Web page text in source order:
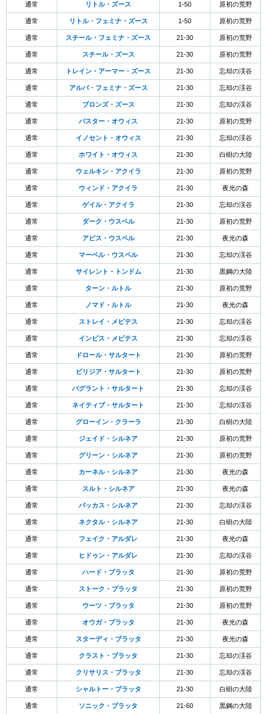
通常 リトル・ズース 1-50 原初の荒野
通常 リトル・フェミナ・ズース 1-50 原初の荒野
通常 スチール・フェミナ・ズース 21-30 原初の荒野
通常 スチール・ズース 21-30 原初の荒野
通常 トレイン・アーマー・ズース 21-30 忘却の渓谷
通常 アルバ・フェミナ・ズース 21-30 忘却の渓谷
通常 ブロンズ・ズース 21-30 忘却の渓谷
通常 パスター・オウィス 21-30 原初の荒野
通常 イノセント・オウィス 21-30 忘却の渓谷
通常 ホワイト・オウィス 21-30 白樹の大陸
通常 ウェルキン・アクイラ 21-30 原初の荒野
通常 ウィンド・アクイラ 21-30 夜光の森
通常 ゲイル・アクイラ 21-30 忘却の渓谷
通常 ダーク・ウスペル 21-30 原初の荒野
通常 アビス・ウスペル 21-30 夜光の森
通常 マーベル・ウスペル 21-30 忘却の渓谷
通常 サイレント・トンドム 21-30 黒鋼の大陸
通常 ターン・ルトル 21-30 原初の荒野
通常 ノマド・ルトル 21-30 夜光の森
通常 ストレイ・メピテス 21-30 忘却の渓谷
通常 インピス・メピテス 21-30 忘却の渓谷
通常 ドロール・サルタート 21-30 原初の荒野
通常 ビリジア・サルタート 21-30 原初の荒野
通常 バグラント・サルタート 21-30 忘却の渓谷
通常 ネイティブ・サルタート 21-30 忘却の渓谷
通常 グローイン・クラーラ 21-30 白樹の大陸
通常 ジェイド・シルネア 21-30 原初の荒野
通常 グリーン・シルネア 21-30 原初の荒野
通常 カーネル・シルネア 21-30 夜光の森
通常 スルト・シルネア 21-30 夜光の森
通常 バッカス・シルネア 21-30 忘却の渓谷
通常 ネクタル・シルネア 21-30 白樹の大陸
通常 フェイク・アルダレ 21-30 夜光の森
通常 ヒドゥン・アルダレ 21-30 忘却の渓谷
通常 ハード・ブラッタ 21-30 原初の荒野
通常 ストーク・ブラッタ 21-30 原初の荒野
通常 ウーツ・ブラッタ 21-30 原初の荒野
通常 オウガ・ブラッタ 21-30 夜光の森
通常 スターディ・ブラッタ 21-30 夜光の森
通常 クラスト・ブラッタ 21-30 忘却の渓谷
通常 クリサリス・ブラッタ 21-30 忘却の渓谷
通常 シャルトー・ブラッタ 21-30 白樹の大陸
通常 ソニック・ブラッタ 21-60 黒鋼の大陸